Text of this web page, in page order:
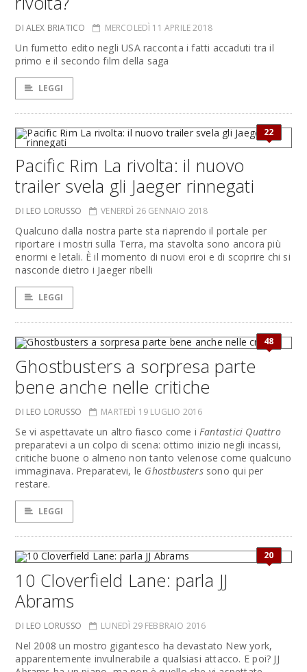
DI ALEX BRIATICO MERCOLEDÌ 11 APRILE 2018
Un fumetto edito negli USA racconta i fatti accaduti tra il
primo e il secondo film della saga
LEGGI
22
Pacific Rim La rivolta: il nuovo
trailer svela gli Jaeger rinnegati
DI LEO LORUSSO VENERDÌ 26 GENNAIO 2018
Qualcuno dalla nostra parte sta riaprendo il portale per
riportare i mostri sulla Terra, ma stavolta sono ancora più
enormi e letali. È il momento di nuovi eroi e di scoprire chi si
nasconde dietro i Jaeger ribelli
LEGGI
48
Ghostbusters a sorpresa parte
bene anche nelle critiche
DI LEO LORUSSO MARTEDÌ 19 LUGLIO 2016
Se vi aspettavate un altro fiasco come iFantastici Quattro
preparatevi a un colpo di scena: ottimo inizio negli incassi,
critiche buone o almeno non tanto velenose come qualcuno
immaginava. Preparatevi, le Ghostbusterssono qui per
restare.
LEGGI
20
10 Cloverfield Lane: parla JJ
Abrams
DI LEO LORUSSO LUNEDÌ 29 FEBBRAIO 2016
Nel 2008 un mostro gigantesco ha devastato New york,
apparentemente invulnerabile a qualsiasi attacco. E poi? JJ